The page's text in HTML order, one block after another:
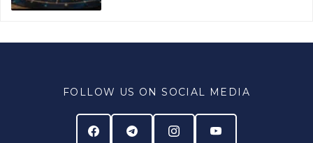
FOLLOW US ON SOCIAL MEDIA